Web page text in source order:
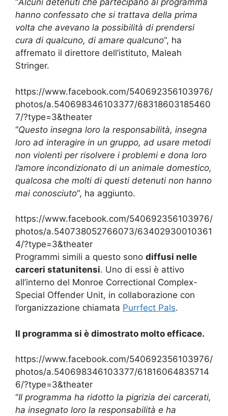
“Alcuni detenuti che partecipano al programma
hanno confessato che si trattava della prima
volta che avevano la possibilità di prendersi
cura di qualcuno, di amare qualcuno“, ha
affremato il direttore dell’istituto, Maleah
Stringer.
https://www.facebook.com/540692356103976/
photos/a.540698346103377/68318603185460
7/?type=3&theater
“Questo insegna loro la responsabilità, insegna
loro ad interagire in un gruppo, ad usare metodi
non violenti per risolvere i problemi e dona loro
l’amore incondizionato di un animale domestico,
qualcosa che molti di questi detenuti non hanno
mai conosciuto“, ha aggiunto.
https://www.facebook.com/540692356103976/
photos/a.540738052766073/63402930010361
4/?type=3&theater
Programmi simili a questo sono diffusi nelle
carceri statunitensi. Uno di essi è attivo
all’interno del Monroe Correctional Complex-
Special Offender Unit, in collaborazione con
l’organizzazione chiamata Purrfect Pals.
Il programma si è dimostrato molto efficace.
https://www.facebook.com/540692356103976/
photos/a.540698346103377/61816064835714
6/?type=3&theater
“Il programma ha ridotto la pigrizia dei carcerati,
ha insegnato loro la responsabilità e ha